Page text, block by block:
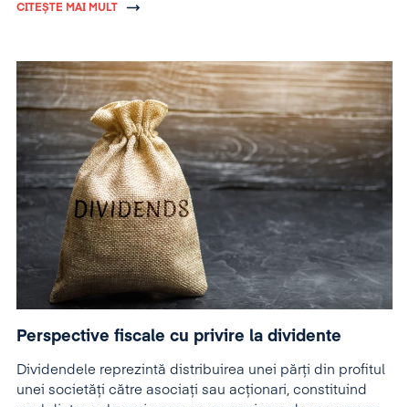
CITEȘTE MAI MULT
Perspective fiscale cu privire la dividente
Dividendele reprezintă distribuirea unei părți din profitul
unei societăți către asociați sau acționari, constituind